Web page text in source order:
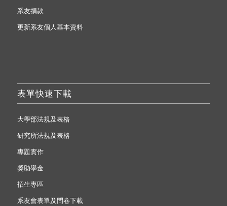
系友捐款
更新系友個人基本資料
表單快速下載
大學部法規及表格
研究所法規及表格
專題實作
獎助學金
招生專區
系友會表單及問卷下載